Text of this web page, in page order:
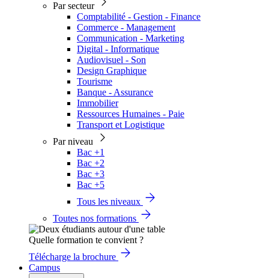
Par secteur
Comptabilité - Gestion - Finance
Commerce - Management
Communication - Marketing
Digital - Informatique
Audiovisuel - Son
Design Graphique
Tourisme
Banque - Assurance
Immobilier
Ressources Humaines - Paie
Transport et Logistique
Par niveau
Bac +1
Bac +2
Bac +3
Bac +5
Tous les niveaux
Toutes nos formations
Quelle formation te convient ?
Télécharge la brochure
Campus